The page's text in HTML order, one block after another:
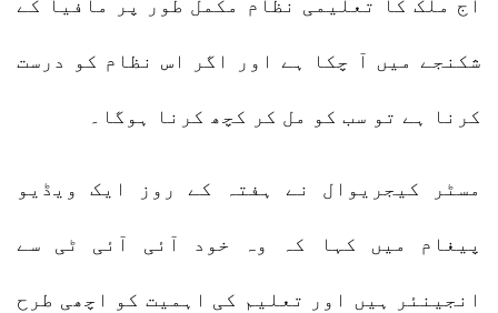
آج ملک کا تعلیمی نظام مکمل طور پر مافیا کے
شکنجے میں آ چکا ہے اور اگر اس نظام کو درست
کرنا ہے تو سب کو مل کر کچھ کرنا ہوگا۔
مسٹر کیجریوال نے ہفتہ کے روز ایک ویڈیو
پیغام میں کہا کہ وہ خود آئی آئی ٹی سے
انجینئر ہیں اور تعلیم کی اہمیت کو اچھی طرح